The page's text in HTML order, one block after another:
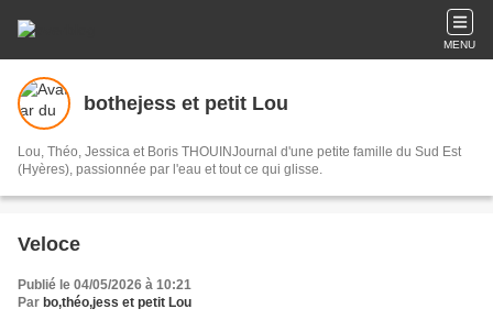
MENU
bothejess et petit Lou
Lou, Théo, Jessica et Boris THOUINJournal d'une petite famille du Sud Est
(Hyères), passionnée par l'eau et tout ce qui glisse.
Veloce
Publié le 04/05/2026 à 10:21
Par bo,théo,jess et petit Lou